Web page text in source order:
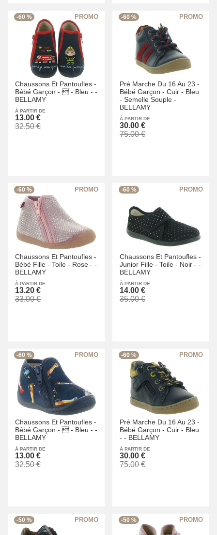
-60 %
Chaussons Et Pantoufles -
Bébé Garçon -  - Bleu - -
BELLAMY
À PARTIR DE
13.00 €
32.50 €
-60 %
Pré Marche Du 16 Au 23 -
Bébé Garçon - Cuir - Bleu
- Semelle Souple -
BELLAMY
À PARTIR DE
30.00 €
75.00 €
-60 %
Chaussons Et Pantoufles -
Bébé Fille - Toile - Rose - -
BELLAMY
À PARTIR DE
13.20 €
33.00 €
-60 %
Chaussons Et Pantoufles -
Junior Fille - Toile - Noir - -
BELLAMY
À PARTIR DE
14.00 €
35.00 €
-60 %
Chaussons Et Pantoufles -
Bébé Garçon -  - Bleu - -
BELLAMY
À PARTIR DE
13.00 €
32.50 €
-60 %
Pré Marche Du 16 Au 23 -
Bébé Garçon - Cuir - Bleu
- - BELLAMY
À PARTIR DE
30.00 €
75.00 €
-50 % -50 %